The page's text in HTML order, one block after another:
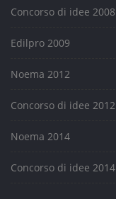
Concorso di idee 2008
Edilpro 2009
Noema 2012
Concorso di idee 2012
Noema 2014
Concorso di idee 2014